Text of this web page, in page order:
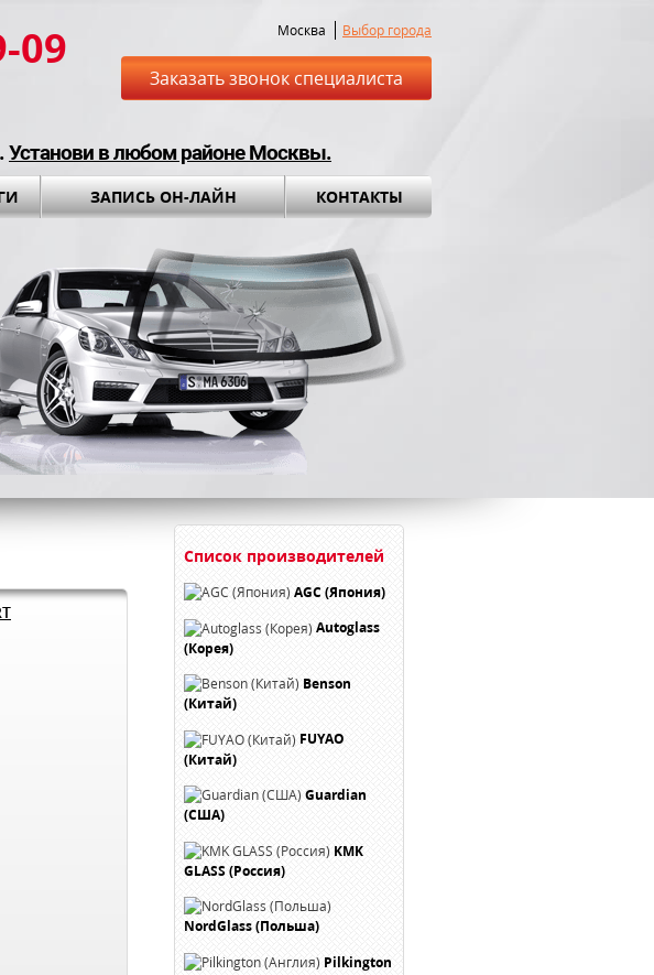
09 Москва Выбор города
Заказать звонок специалиста
Установи в любом районе Москвы.
ЗАПИСЬ ОН-ЛАЙН КОНТАКТЫ
доставка до места
и установочный комплект вПОДАРОК!
Список производителей
AGC (Япония)
Autoglass
(Корея)
Benson
(Китай)
FUYAO
(Китай)
Guardian
(США)
KMK
GLASS (Россия)
NordGlass (Польша)
Pilkington